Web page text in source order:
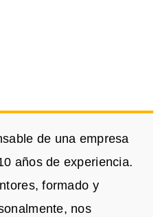
de una empresa
años de experiencia.
formado y
nos